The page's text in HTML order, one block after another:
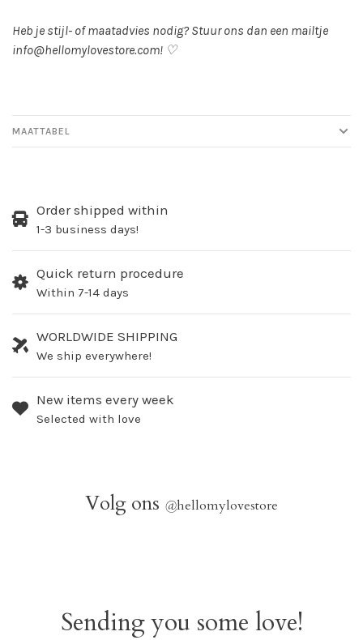
Heb je stijl- of maatadvies nodig? Stuur ons dan een mailtje
info@hellomylovestore.com! ♡
MAATTABEL
Order shipped within
1-3 business days!
Quick return procedure
Within 7-14 days
WORLDWIDE SHIPPING
We ship everywhere!
New items every week
Selected with love
Volg ons @hellomylovestore
Sending you some love!